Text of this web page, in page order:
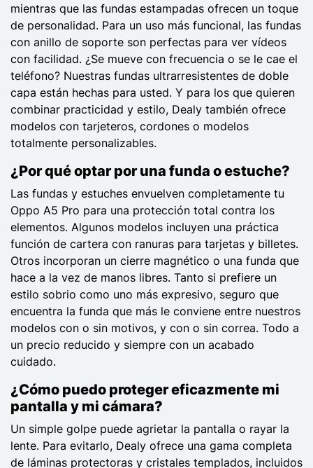
mientras que las fundas estampadas ofrecen un toque
de personalidad. Para un uso más funcional, las fundas
con anillo de soporte son perfectas para ver vídeos
con facilidad. ¿Se mueve con frecuencia o se le cae el
teléfono? Nuestras fundas ultrarresistentes de doble
capa están hechas para usted. Y para los que quieren
combinar practicidad y estilo, Dealy también ofrece
modelos con tarjeteros, cordones o modelos
totalmente personalizables.
¿Por qué optar por una funda o estuche?
Las fundas y estuches envuelven completamente tu
Oppo A5 Pro para una protección total contra los
elementos. Algunos modelos incluyen una práctica
función de cartera con ranuras para tarjetas y billetes.
Otros incorporan un cierre magnético o una funda que
hace a la vez de manos libres. Tanto si prefiere un
estilo sobrio como uno más expresivo, seguro que
encuentra la funda que más le conviene entre nuestros
modelos con o sin motivos, y con o sin correa. Todo a
un precio reducido y siempre con un acabado
cuidado.
¿Cómo puedo proteger eficazmente mi
pantalla y mi cámara?
Un simple golpe puede agrietar la pantalla o rayar la
lente. Para evitarlo, Dealy ofrece una gama completa
de láminas protectoras y cristales templados, incluidos